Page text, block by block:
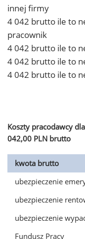
innej firmy
4 042 brutto ile to
pracownik
4 042 brutto ile to
4 042 brutto ile to
4 042 brutto ile to
Koszty pracodawcy
042,00 PLN brutto
kwota brutto
ubezpieczenie
ubezpieczenie
ubezpieczenie
Fundusz Pracy